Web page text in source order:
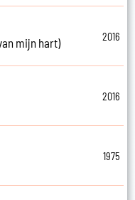
mijn hart)
2016
2016
1975